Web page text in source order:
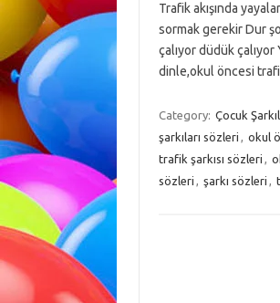
Trafik akışında
sormak gerekir Dur
çalıyor düdük çalıyor
dinle,okul öncesi
Category: Çocuk
şarkıları sözleri , okul
trafik şarkısı sözleri ,
sözleri , şarkı sözleri ,